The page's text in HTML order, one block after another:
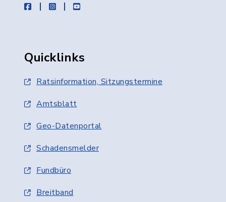
facebookinstagramyoutube
Quicklinks
Ratsinformation, Sitzungstermine
Amtsblatt
Geo-Datenportal
Schadensmelder
Fundbüro
Breitband